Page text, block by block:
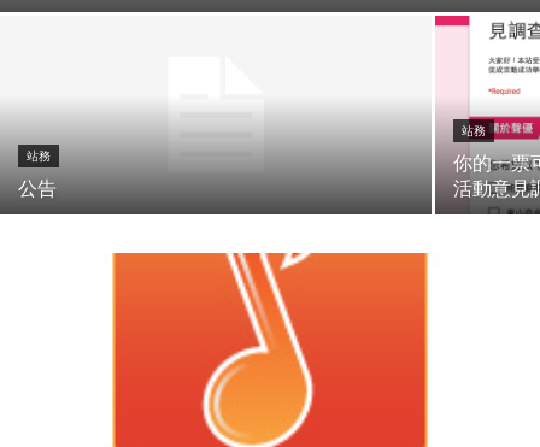
站務
公告
站務
你的一票
活動意見